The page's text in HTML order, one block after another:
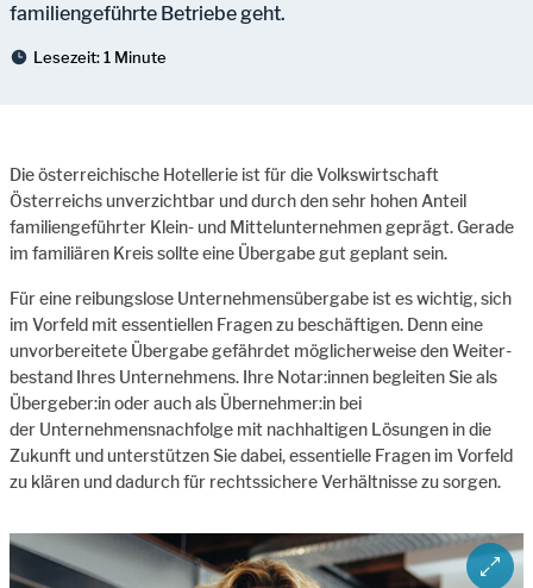
familiengeführte Betriebe geht.
Lesezeit:1 Minute
Die österreichische Hotellerie ist für die Volkswirtschaft
Österreichs unverzichtbar und durch den sehr hohen Anteil
familiengeführter Klein- und Mittelunternehmen geprägt. Gerade
im familiären Kreis sollte eine Übergabe gut geplant sein.
Für eine reibungslose Unternehmensübergabe ist es wichtig, sich
im Vorfeld mit essentiellen Fragen zu beschäftigen. Denn eine
unvorbereitete Übergabe gefährdet möglicherweise den Weiter­
bestand Ihres Unternehmens. Ihre Notar:innen begleiten Sie als
Übergeber:in oder auch als Übernehmer:in bei
der Unternehmensnachfolge mit nachhaltigen Lösungen in die
Zukunft und unterstützen Sie dabei, essentielle Fragen im Vorfeld
zu klären und dadurch für rechtssichere Verhältnisse zu sorgen.
ZOOM